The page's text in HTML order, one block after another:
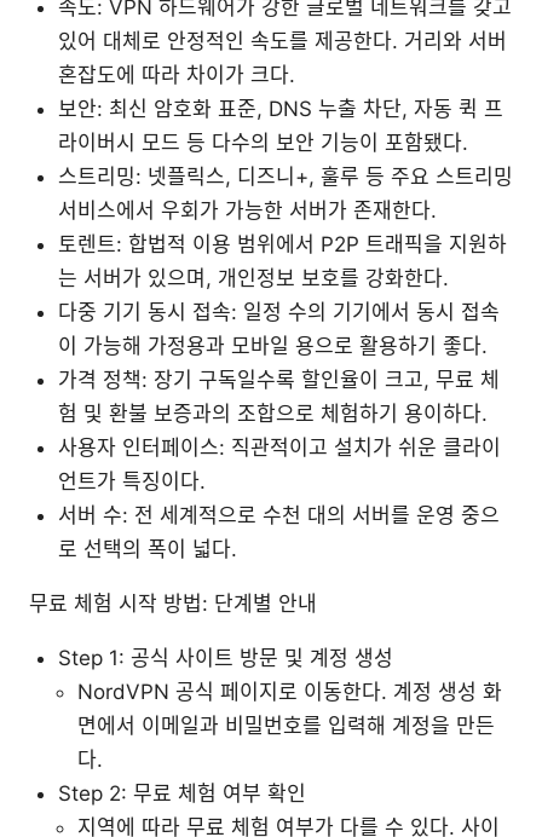
속도: VPN 하드웨어가 강한 글로벌 네트워크를 갖고
있어 대체로 안정적인 속도를 제공한다. 거리와 서버
혼잡도에 따라 차이가 크다.
보안: 최신 암호화 표준, DNS 누출 차단, 자동 퀵 프
라이버시 모드 등 다수의 보안 기능이 포함됐다.
스트리밍: 넷플릭스, 디즈니+, 훌루 등 주요 스트리밍
서비스에서 우회가 가능한 서버가 존재한다.
토렌트: 합법적 이용 범위에서 P2P 트래픽을 지원하
는 서버가 있으며, 개인정보 보호를 강화한다.
다중 기기 동시 접속: 일정 수의 기기에서 동시 접속
이 가능해 가정용과 모바일 용으로 활용하기 좋다.
가격 정책: 장기 구독일수록 할인율이 크고, 무료 체
험 및 환불 보증과의 조합으로 체험하기 용이하다.
사용자 인터페이스: 직관적이고 설치가 쉬운 클라이
언트가 특징이다.
서버 수: 전 세계적으로 수천 대의 서버를 운영 중으
로 선택의 폭이 넓다.
무료 체험 시작 방법: 단계별 안내
Step 1: 공식 사이트 방문 및 계정 생성
NordVPN 공식 페이지로 이동한다. 계정 생성 화
면에서 이메일과 비밀번호를 입력해 계정을 만든
다.
Step 2: 무료 체험 여부 확인
지역에 따라 무료 체험 여부가 다를 수 있다. 사이